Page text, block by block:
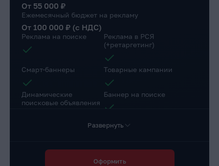
От 55 000 ₽
Ежемесячный бюджет на рекламу
От 100 000 ₽ (с НДС)
Реклама на поиске
Реклама в РСЯ
(+ретаргетинг)
Смарт-баннеры Товарные кампании
Динамические
поисковые объявления
Баннер на поиске
Коллтрекинг в подарок
Повышение конверсии сайта
Развернуть
Оформить